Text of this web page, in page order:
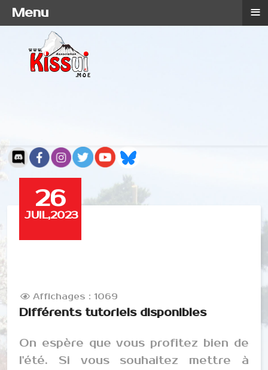
26
JUIL,2023
Affichages : 1069
Différents tutoriels disponibles
On espère que vous profitez bien de
l'été. Si vous souhaitez mettre à
Menu ≡